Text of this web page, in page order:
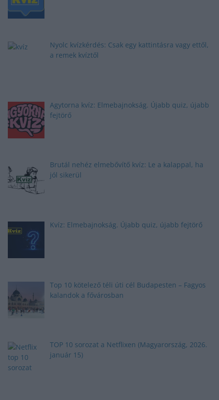
Nyolc kvízkérdés: Csak egy kattintásra vagy ettől,
a remek kvíztől
Agytorna kvíz: Elmebajnokság. Újabb quiz, újabb
fejtörő
Brutál nehéz elmebővítő kvíz: Le a kalappal, ha
jól sikerül
Kvíz: Elmebajnokság. Újabb quiz, újabb fejtörő
Top 10 kötelező téli úti cél Budapesten – Fagyos
kalandok a fővárosban
TOP 10 sorozat a Netflixen (Magyarország, 2026.
január 15)